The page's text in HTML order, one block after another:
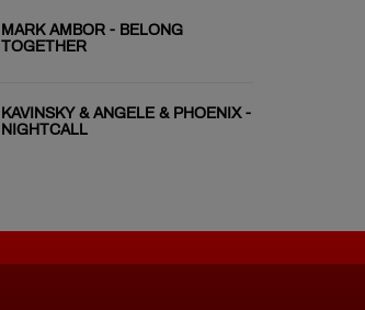
MARK AMBOR - BELONG
TOGETHER
KAVINSKY & ANGELE & PHOENIX -
NIGHTCALL